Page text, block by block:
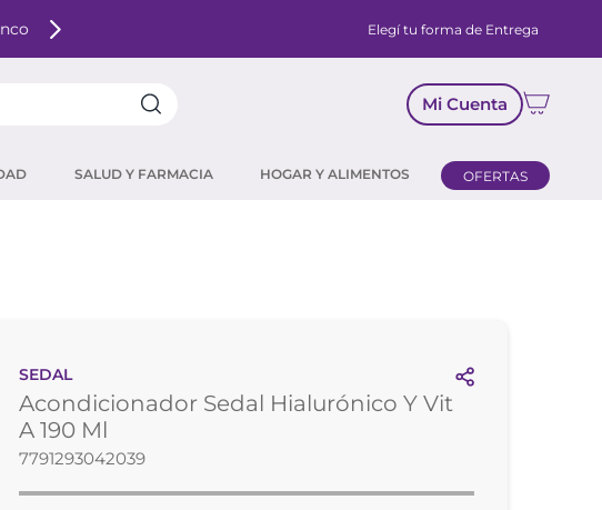
Elegí tu forma de Entrega
Mi Cuenta
SALUD Y FARMACIA HOGAR Y ALIMENTOS OFERTAS
SEDAL
Acondicionador Sedal Hialurónico Y Vit
A 190 Ml
7791293042039